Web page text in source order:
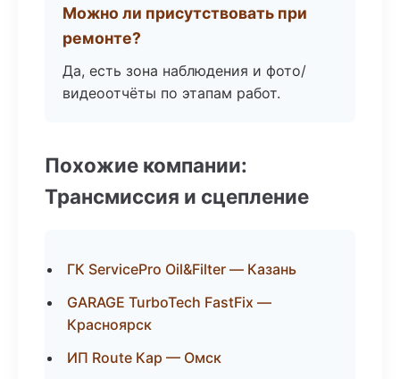
Можно ли присутствовать при
ремонте?
Да, есть зона наблюдения и фото/
видеоотчёты по этапам работ.
Похожие компании:
Трансмиссия и сцепление
ГК ServicePro Oil&Filter — Казань
GARAGE TurboTech FastFix —
Красноярск
ИП Route Кар — Омск